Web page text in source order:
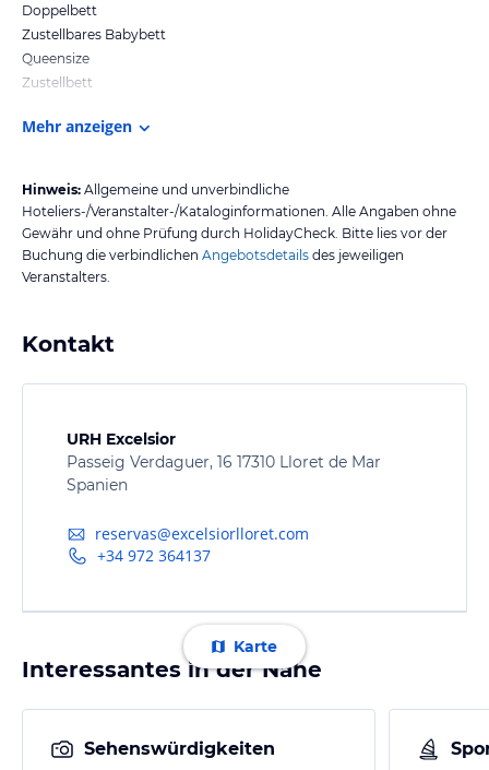
Doppelbett
Zustellbares Babybett
Queensize
Zustellbett
Mehr anzeigen
Hinweis: Allgemeine und unverbindliche
Hoteliers-/Veranstalter-/Kataloginformationen. Alle Angaben ohne
Gewähr und ohne Prüfung durch HolidayCheck. Bitte lies vor der
Buchung die verbindlichen Angebotsdetails des jeweiligen
Veranstalters.
Kontakt
URH Excelsior
Passeig Verdaguer, 16 17310 Lloret de Mar
Spanien
reservas@excelsiorlloret.com
+34 972 364137
Karte
Interessantes in der Nähe
Sehenswürdigkeiten